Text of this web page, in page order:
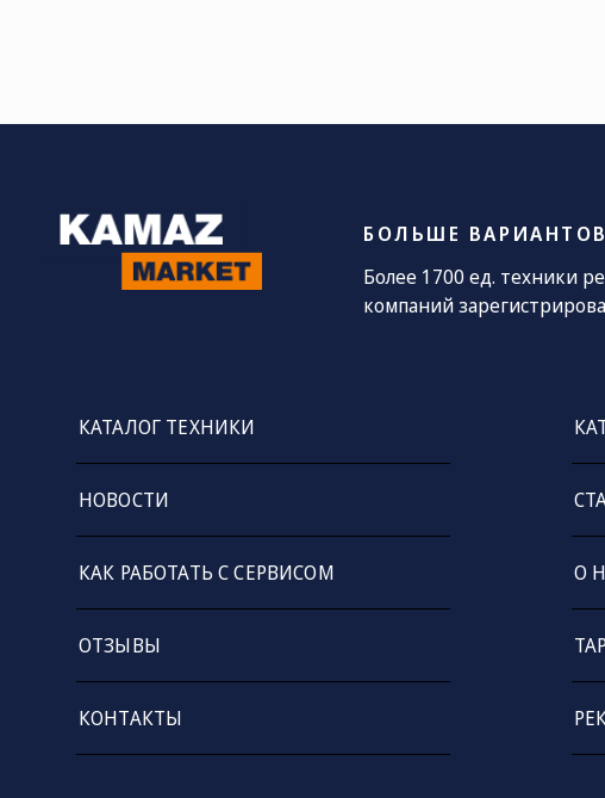
БОЛЬШЕ
Более 1700 ед. техники
компаний
КАТАЛОГ ТЕХНИКИ
НОВОСТИ
КАК РАБОТАТЬ С СЕРВИСОМ О
ОТЗЫВЫ
КОНТАКТЫ